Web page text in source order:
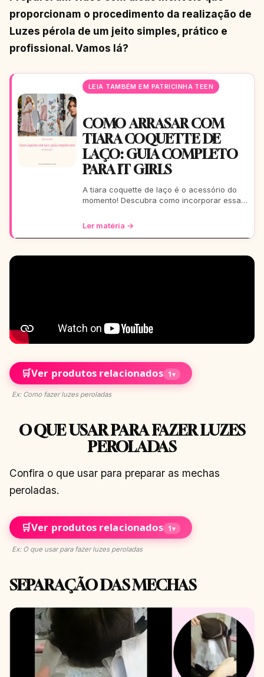
proporcionam o procedimento da realização de
Luzes pérola de um jeito simples, prático e
profissional. Vamos lá?
LEIA TAMBÉM EM PATRICINHA TEEN
COMO ARRASAR COM
TIARA COQUETTE DE
LAÇO: GUIA COMPLETO
PARA IT GIRLS
A tiara coquette de laço é o acessório do
momento! Descubra como incorporar essa
looks, do casual ao
Ler matéria →
🛒Ver produtos relacionados 1▾
Ex: Como fazer luzes peroladas
O QUE USAR PARA FAZER LUZES
PEROLADAS
Confira o que usar para preparar as mechas
peroladas.
🛒Ver produtos relacionados 1▾
Ex: O que usar para fazer luzes peroladas
SEPARAÇÃO DAS MECHAS